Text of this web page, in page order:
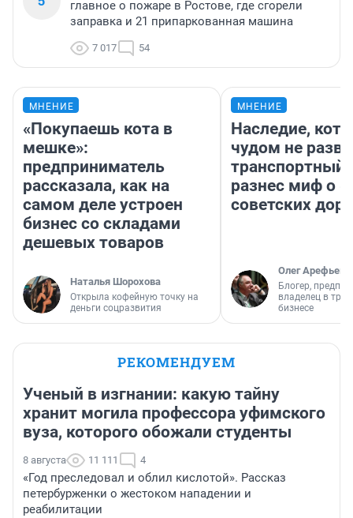
главное о пожаре в Ростове, где сгорели
заправка и 21 припаркованная машина
7 017 54
МНЕНИЕ
«Покупаешь кота в
мешке»:
предприниматель
рассказала, как на
самом деле устроен
бизнес со складами
дешевых товаров
Наталья Шорохова
Открыла кофейную точку на
деньги соцразвития
МНЕНИЕ
Наследие,
чудом не
транспортный
разнес миф о
советских
Олег Арефьев
Блогер,
владелец в
бизнесе
РЕКОМЕНДУЕМ
Ученый в изгнании: какую тайну
хранит могила профессора уфимского
вуза, которого обожали студенты
8 августа 11 111 4
«Год преследовал и облил кислотой». Рассказ
петербурженки о жестоком нападении и
реабилитации